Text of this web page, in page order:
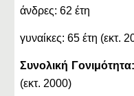
άνδρες: 62 έτη
γυναίκες: 65 έτη (εκτ.
Συνολική Γονιμότητα:
(εκτ. 2000)